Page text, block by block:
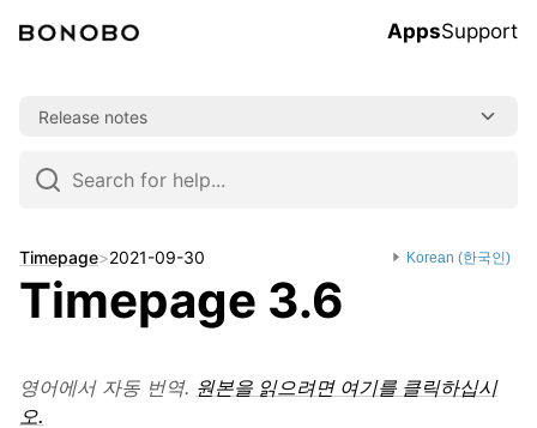
AppsSupport
Release notes
Skip
to
Timepage>2021-09-30 Korean (한국인)
Timepage 3.6
영어에서 자동 번역. 원본을 읽으려면 여기를 클릭하십시
오.